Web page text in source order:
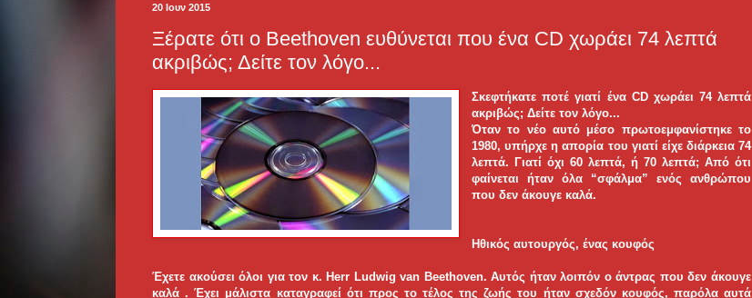
20 Ιουν 2015
Ξέρατε ότι ο Beethoven ευθύνεται που ένα CD χωράει 74 λεπτά
ακριβώς; Δείτε τον λόγο...
Σκεφτήκατε ποτέ γιατί ένα CD χωράει 74 λεπτά
ακριβώς; Δείτε τον λόγο...
Όταν το νέο αυτό μέσο πρωτοεμφανίστηκε το
1980, υπήρχε η απορία του γιατί είχε διάρκεια 74
λεπτά. Γιατί όχι 60 λεπτά, ή 70 λεπτά; Από ότι
φαίνεται ήταν όλα “σφάλμα” ενός ανθρώπου
που δεν άκουγε καλά.
Ηθικός αυτουργός, ένας κουφός
Έχετε ακούσει όλοι για τον κ. Herr Ludwig van Beethoven. Αυτός ήταν λοιπόν ο άντρας που δεν άκουγε
καλά . Έχει μάλιστα καταγραφεί ότι προς το τέλος της ζωής του ήταν σχεδόν κουφός, παρόλα αυτά